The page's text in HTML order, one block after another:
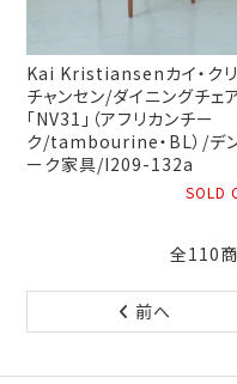
Kai Kristiansenカイ・ク
チャンセン/ダイニングチェ
「NV31」（アフリカンチー
ク/tambourine・BL）/デ
ーク家具/I209-132a
SOLD
全110
前へ